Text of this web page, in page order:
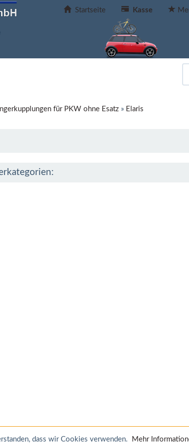
Startseite Kasse
für PKW ohne Esatz» Elaris
dass wir Cookies verwenden. Mehr